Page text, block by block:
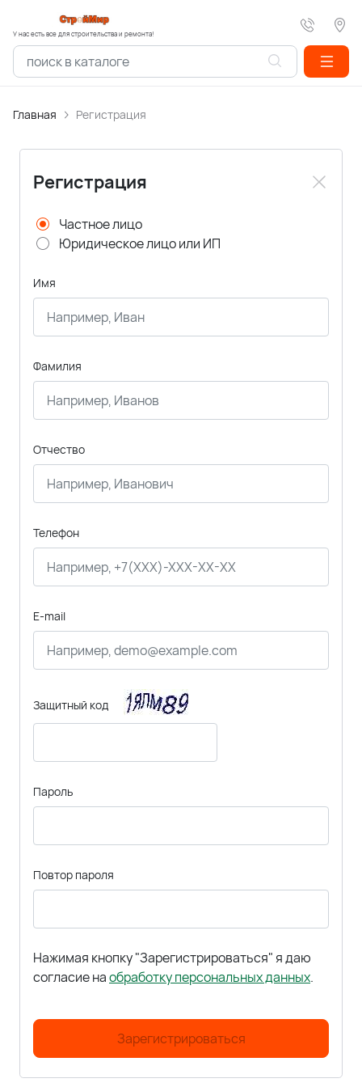
У нас есть все для строительства и ремонта!
Главная Регистрация
Регистрация
Частное лицо
Юридическое лицо или ИП
Имя
Фамилия
Отчество
Телефон
E-mail
Защитный код
Пароль
Повтор пароля
Нажимая кнопку "Зарегистрироваться" я даю
согласие наобработку персональных данных.
Зарегистрироваться